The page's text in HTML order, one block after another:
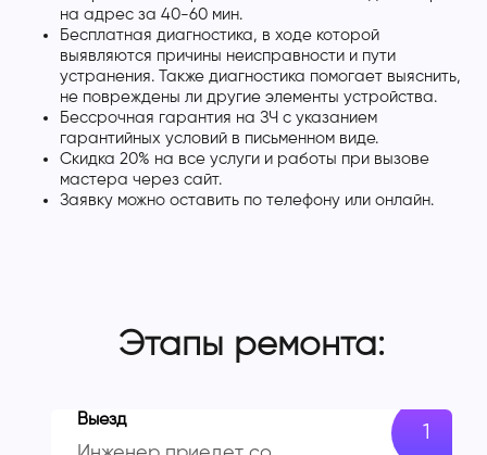
на адрес за 40-60 мин.
Бесплатная диагностика, в ходе которой
выявляются причины неисправности и пути
устранения. Также диагностика помогает выяснить,
не повреждены ли другие элементы устройства.
Бессрочная гарантия на ЗЧ с указанием
гарантийных условий в письменном виде.
Скидка 20% на все услуги и работы при вызове
мастера через сайт.
Заявку можно оставить по телефону или онлайн.
Этапы ремонта:
Выезд